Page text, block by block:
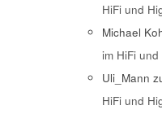
HiFi und
Michael
im HiFi
Uli_Mann
HiFi und